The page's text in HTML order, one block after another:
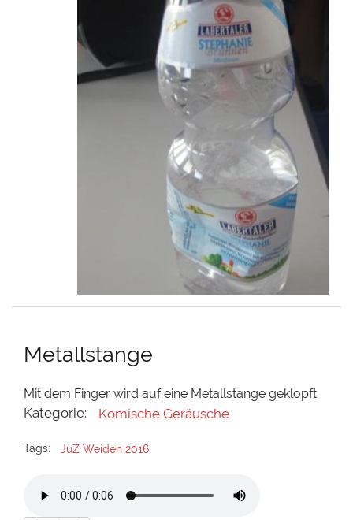
Metallstange
Mit dem Finger wird auf eine Metallstange geklopft
Kategorie: Komische Geräusche
Tags: JuZ Weiden 2016